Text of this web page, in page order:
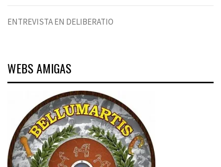
ENTREVISTA EN DELIBERATIO
WEBS AMIGAS